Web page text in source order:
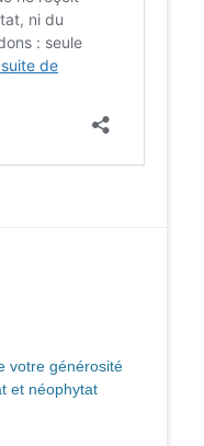
votre générosité
et néophytat